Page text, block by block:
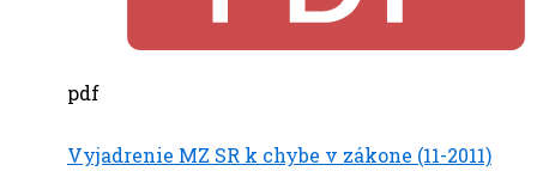
pdf
Vyjadrenie MZ SR k chybe v zákone (11-2011)